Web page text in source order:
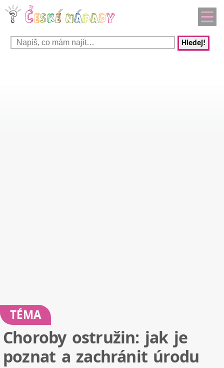
Hledej!
TÉMA
Choroby ostružin: jak je
poznat a zachránit úrodu